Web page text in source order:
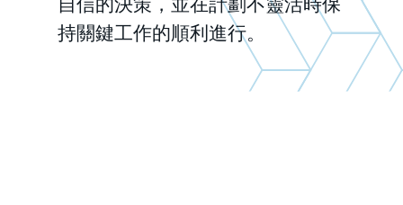
持關鍵工作的順利進行。